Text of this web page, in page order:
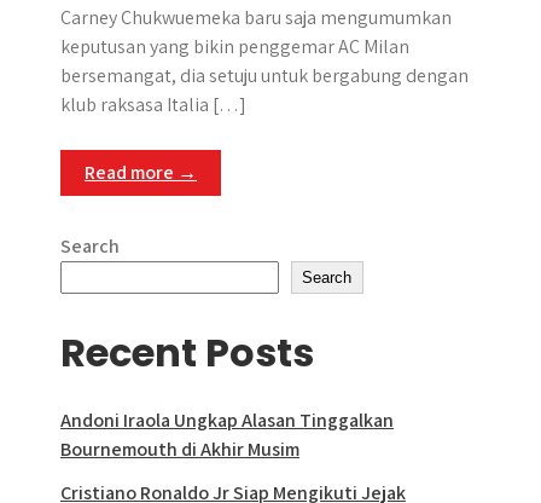
Carney Chukwuemeka baru saja mengumumkan
keputusan yang bikin penggemar AC Milan
bersemangat, dia setuju untuk bergabung dengan
klub raksasa Italia […]
Read more →
Search
Search
Recent Posts
Andoni Iraola Ungkap Alasan Tinggalkan
Bournemouth di Akhir Musim
Cristiano Ronaldo Jr Siap Mengikuti Jejak